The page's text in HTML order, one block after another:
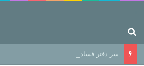
سر دفتر فساد در زمین‌، دوری وکناره‌گیری